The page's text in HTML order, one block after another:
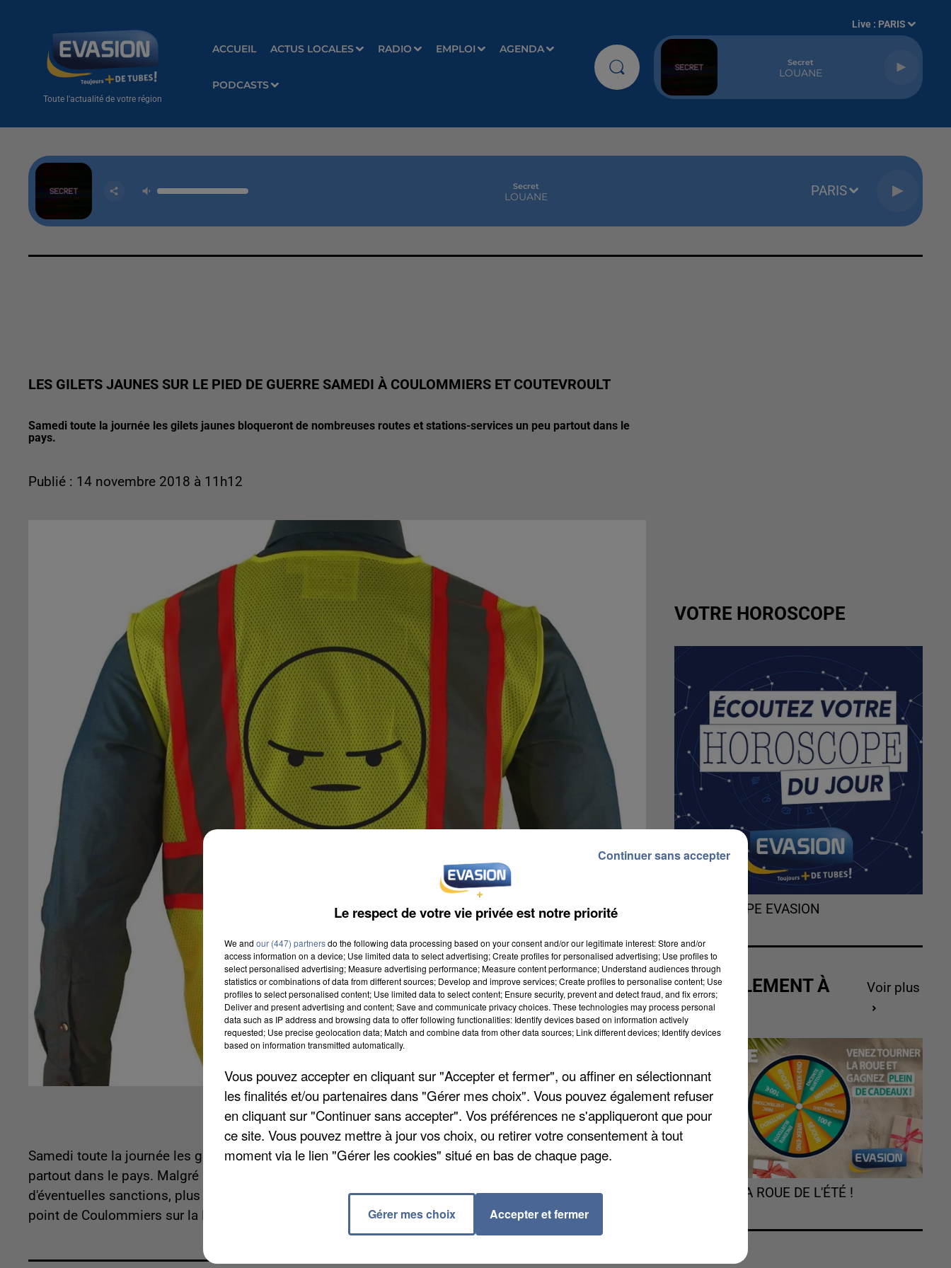
Toute l'actualité de votre région
ACCUEIL ACTUS LOCALES RADIO EMPLOI AGENDA
PODCASTS
Live : PARIS
Secret
LOUANE
Secret
LOUANE PARIS
LES GILETS JAUNES SUR LE PIED DE GUERRE SAMEDI À COULOMMIERS ET COUTEVROULT
Samedi toute la journée les gilets jaunes bloqueront de nombreuses routes et stations-services un peu partout dans le
pays.
Publié : 14 novembre 2018 à 11h12
Samedi toute la journée les gilets jaunes bloqueront de nombreuses routes et stations-services un peu
partout dans le pays. Malgré l'appel au calme lancé par Christophe Castaner, et la menace
d'éventuelles sanctions, plus rien n'arrête le mouvement. Dans le nord de la Seine-et-Marne, le rond-
point de Coulommiers sur la RN934 sera bloqué, tout comme le péage de Coutevroult sur l'A4.
VOTRE HOROSCOPE
L'HOROSCOPE EVASION
ACTUELLEMENT À
GAGNER
Voir plus
TOURNEZ LA ROUE DE L'ÉTÉ !
Le respect de votre vie privée est notre priorité
We and our (447) partnersdo the following data processing based on your consent and/or our legitimate interest: Store and/or
access information on a device; Use limited data to select advertising; Create profiles for personalised advertising; Use profiles to
select personalised advertising; Measure advertising performance; Measure content performance; Understand audiences through
statistics or combinations of data from different sources; Develop and improve services; Create profiles to personalise content; Use
profiles to select personalised content; Use limited data to select content; Ensure security, prevent and detect fraud, and fix errors;
Deliver and present advertising and content; Save and communicate privacy choices. These technologies may process personal
data such as IP address and browsing data to offer following functionalities: Identify devices based on information actively
requested; Use precise geolocation data; Match and combine data from other data sources; Link different devices; Identify devices
based on information transmitted automatically.
Vous pouvez accepter en cliquant sur "Accepter et fermer", ou affiner en sélectionnant
les finalités et/ou partenaires dans "Gérer mes choix". Vous pouvez également refuser
en cliquant sur "Continuer sans accepter". Vos préférences ne s'appliqueront que pour
ce site. Vous pouvez mettre à jour vos choix, ou retirer votre consentement à tout
moment via le lien "Gérer les cookies" situé en bas de chaque page.
Gérer mes choix Accepter et fermer
Continuer sans accepter